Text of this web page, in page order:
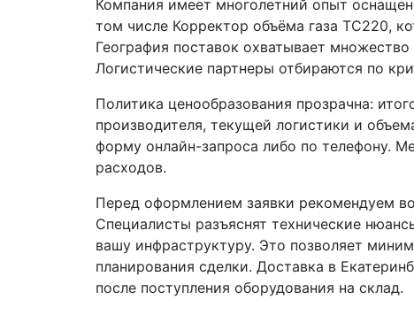
Компания имеет многолетний опыт
том числе Корректор объёма газа ТС220,
География поставок охватывает
Логистические партнеры отбираются по
Политика ценообразования прозрачна:
производителя, текущей логистики и
форму онлайн-запроса либо по телефону.
расходов.
Перед оформлением заявки рекомендуем
Специалисты разъяснят технические
вашу инфраструктуру. Это позволяет
планирования сделки. Доставка в
после поступления оборудования на склад.